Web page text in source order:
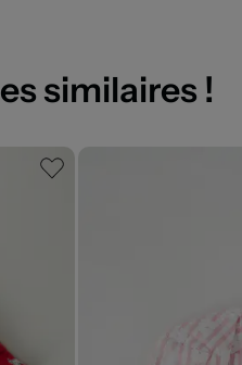
similaires !